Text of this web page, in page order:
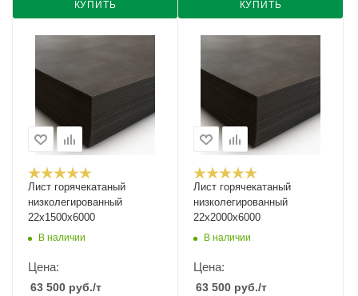
КУПИТЬ КУПИТЬ
Лист горячекатаный
низколегированный
22х1500х6000
В наличии
Цена:
63 500 руб./т
Лист горячекатаный
низколегированный
22х2000х6000
В наличии
Цена:
63 500 руб./т